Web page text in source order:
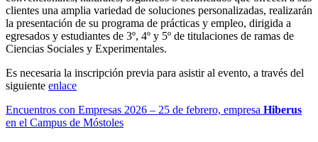
clientes una amplia variedad de soluciones personalizadas, realizarán
la presentación de su programa de prácticas y empleo, dirigida a
egresados y estudiantes de 3º, 4º y 5º de titulaciones de ramas de
Ciencias Sociales y Experimentales.
Es necesaria la inscripción previa para asistir al evento, a través del
siguiente enlace
Encuentros con Empresas 2026 – 25 de febrero, empresa Hiberus
en el Campus de Móstoles